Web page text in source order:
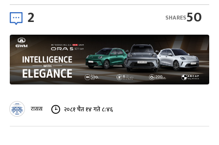
2 50
SHARES
रासस २०८१ चैत १४ गते ८:४६